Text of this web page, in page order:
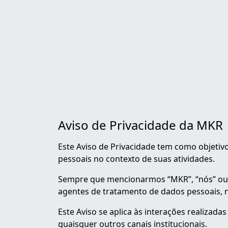
Aviso de Privacidade da MKR
Este Aviso de Privacidade tem como
pessoais no contexto de suas atividades.
Sempre que mencionarmos “MKR”, “nós”
agentes de tratamento de dados pessoais,
Este Aviso se aplica às interações
quaisquer outros canais institucionais.